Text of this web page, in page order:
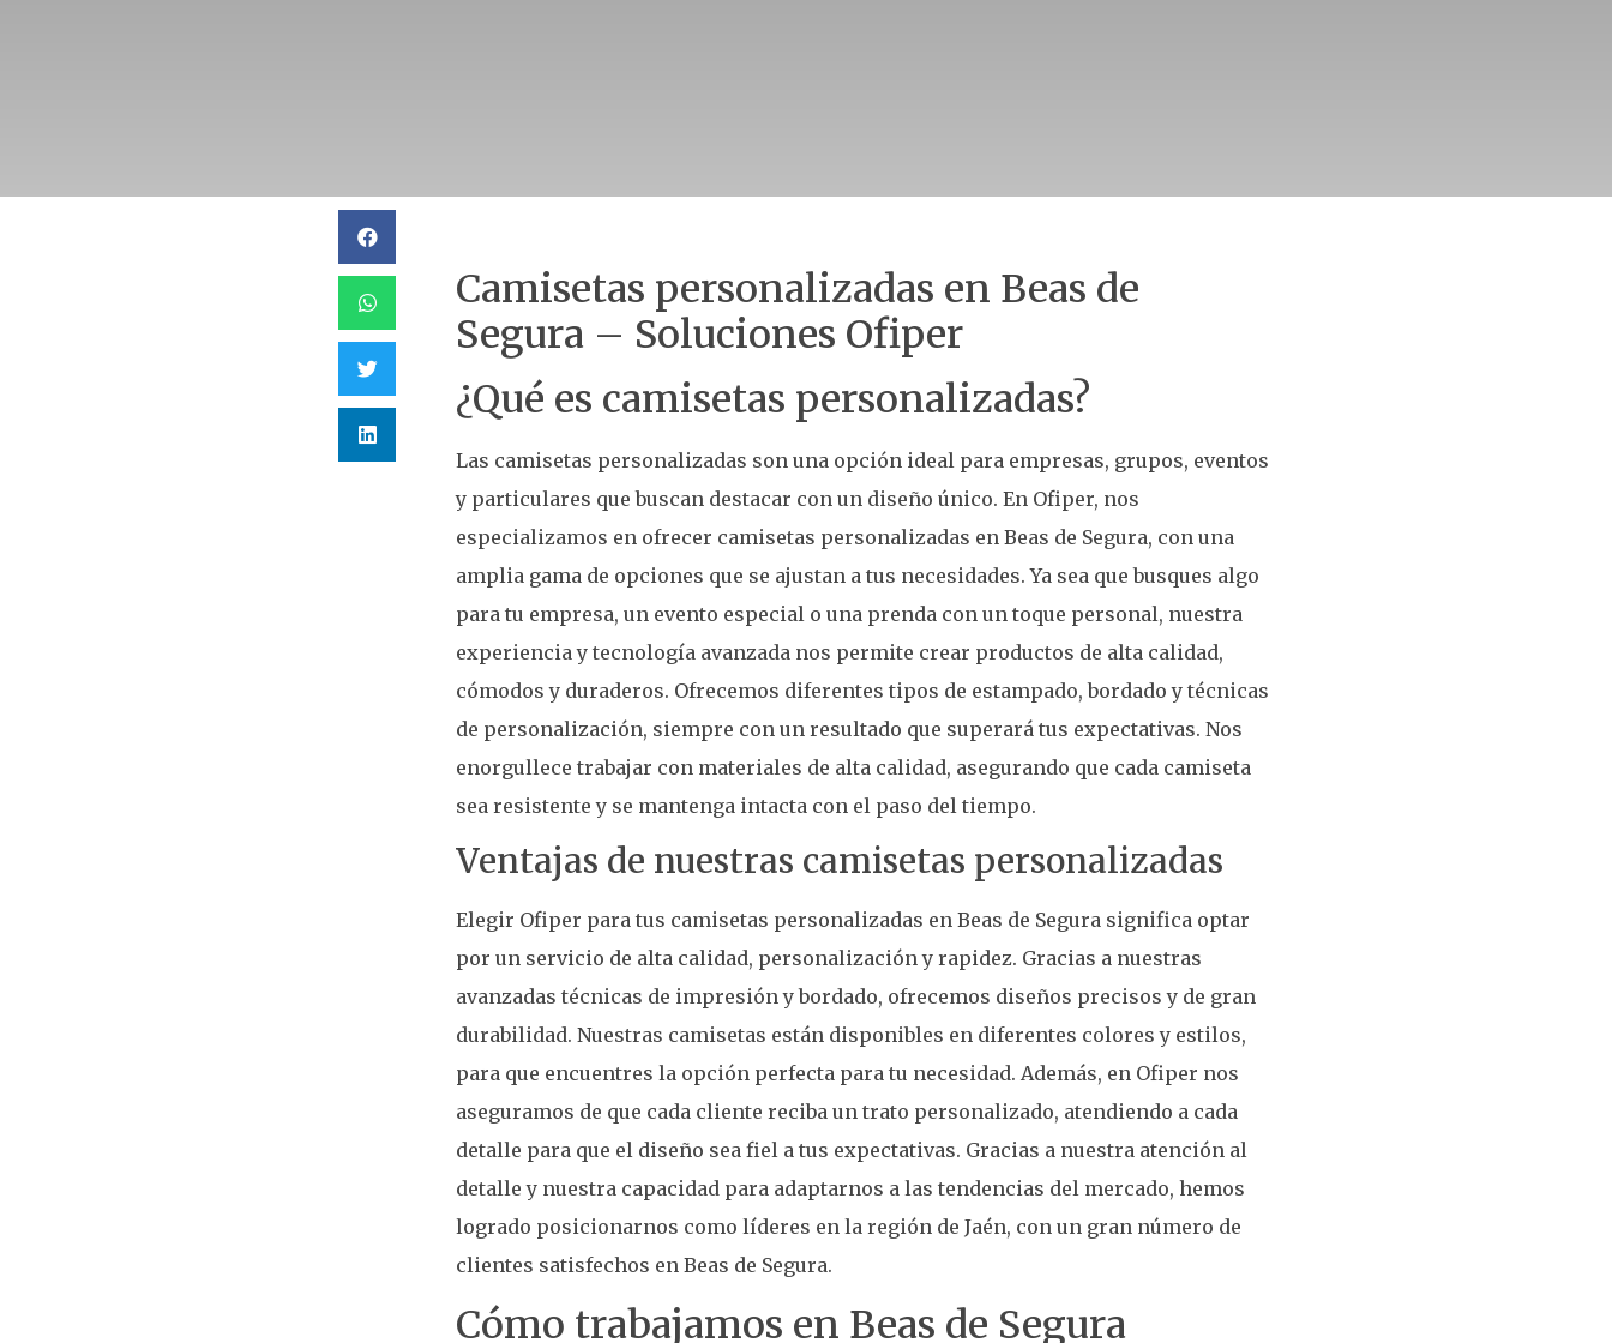
Camisetas personalizadas en Beas de
Segura – Soluciones Ofiper
¿Qué es camisetas personalizadas?
Las camisetas personalizadas son una opción ideal para empresas, grupos, eventos
y particulares que buscan destacar con un diseño único. En Ofiper, nos
especializamos en ofrecer camisetas personalizadas en Beas de Segura, con una
amplia gama de opciones que se ajustan a tus necesidades. Ya sea que busques algo
para tu empresa, un evento especial o una prenda con un toque personal, nuestra
experiencia y tecnología avanzada nos permite crear productos de alta calidad,
cómodos y duraderos. Ofrecemos diferentes tipos de estampado, bordado y técnicas
de personalización, siempre con un resultado que superará tus expectativas. Nos
enorgullece trabajar con materiales de alta calidad, asegurando que cada camiseta
sea resistente y se mantenga intacta con el paso del tiempo.
Ventajas de nuestras camisetas personalizadas
Elegir Ofiper para tus camisetas personalizadas en Beas de Segura significa optar
por un servicio de alta calidad, personalización y rapidez. Gracias a nuestras
avanzadas técnicas de impresión y bordado, ofrecemos diseños precisos y de gran
durabilidad. Nuestras camisetas están disponibles en diferentes colores y estilos,
para que encuentres la opción perfecta para tu necesidad. Además, en Ofiper nos
aseguramos de que cada cliente reciba un trato personalizado, atendiendo a cada
detalle para que el diseño sea fiel a tus expectativas. Gracias a nuestra atención al
detalle y nuestra capacidad para adaptarnos a las tendencias del mercado, hemos
logrado posicionarnos como líderes en la región de Jaén, con un gran número de
clientes satisfechos en Beas de Segura.
Cómo trabajamos en Beas de Segura